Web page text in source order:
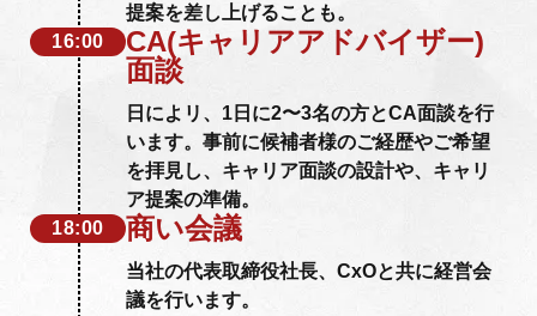
提案を差し上げることも。
16:00
CA(キャリアアドバイザー)
面談
日によリ、1日に2〜3名の方とCA面談を行
います。事前に候補者様のご経歴やご希望
を拝見し、キャリア面談の設計や、キャリ
ア提案の準備。
18:00
商い会議
当社の代表取締役社長、CxOと共に経営会
議を行います。